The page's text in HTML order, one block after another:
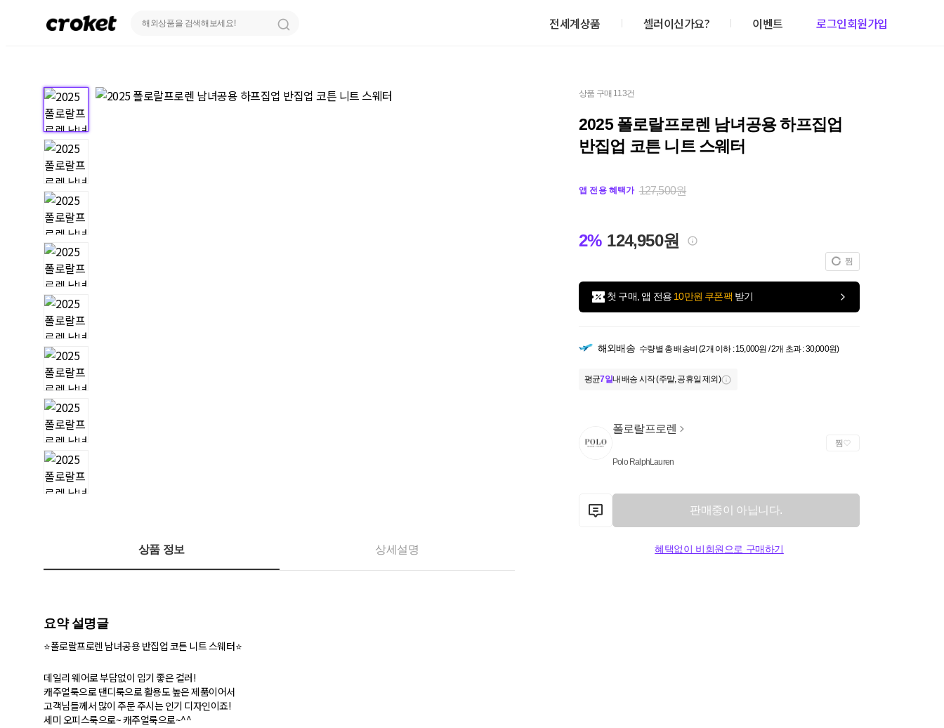
전세계상품 셀러이신가요? 이벤트 로그인회원가입
상품 구매 113건
2025 폴로랄프로렌 남녀공용 하프집업
반집업 코튼 니트 스웨터
앱 전용 혜택가 127,500원
2% 124,950원
찜
첫 구매, 앱 전용 10만원 쿠폰팩 받기
해외배송 수량별 총 배송비 (2개 이하 : 15,000원 / 2개 초과 : 30,000원)
평균7일내 배송 시작 (주말, 공휴일 제외)
폴로랄프로렌
Polo RalphLauren
찜
판매중이 아닙니다.
혜택없이 비회원으로 구매하기
상품 정보 상세설명
요약 설명글
⭐폴로랄프로렌 남녀공용 반집업 코튼 니트 스웨터⭐
데일리 웨어로 부담없이 입기 좋은 컬러!
캐주얼룩으로 댄디룩으로 활용도 높은 제품이어서
고객님들께서 많이 주문 주시는 인기 디자인이죠!
세미 오피스룩으로~ 캐주얼룩으로~^^